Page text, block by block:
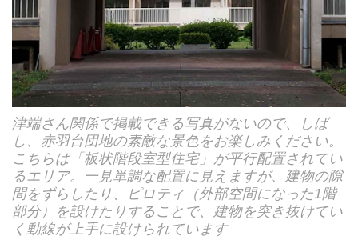
津端さん関係で掲載できる写真がないので、しば
し、赤羽台団地の素敵な景色をお楽しみください。
こちらは「板状階段室型住宅」が平行配置されてい
るエリア。一見単調な配置に見えますが、建物の隙
間をずらしたり、ピロティ（外部空間になった1階
部分）を設けたりすることで、建物を突き抜けてい
く動線が上手に設けられています